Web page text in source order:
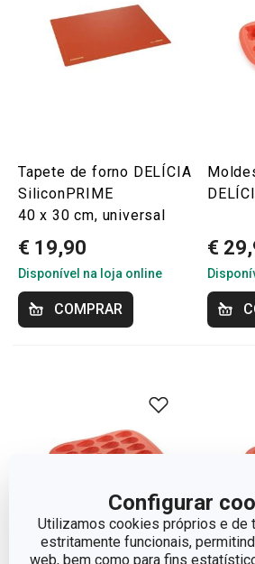
Configurar
Utilizamos cookies próprios e de
estritamente funcionais,
web, bem como para fins
Tapete de forno DELÍCIA
SiliconPRIME
40 x 30 cm, universal
€ 19,90
Disponível na loja online
COMPRAR
€